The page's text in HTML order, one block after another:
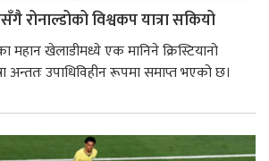
रोनाल्डोको विश्वकप यात्रा सकियो
महान खेलाडीमध्ये एक मानिने क्रिस्टियानो
अन्ततः उपाधिविहीन रूपमा समाप्त भएको छ।